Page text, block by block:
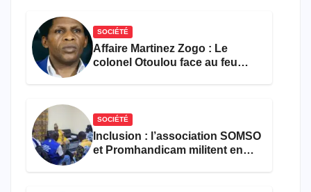
SOCIÉTÉ
Affaire Martinez Zogo : Le
colonel Otoulou face au feu
SOCIÉTÉ
Inclusion : l’association SOMSO
et Promhandicam militent en